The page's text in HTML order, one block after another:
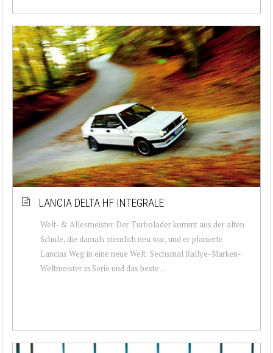
LANCIA DELTA HF INTEGRALE
Welt- & Allesmeister Der Turbolader kommt aus der alten
Schule, die damals ziemlich neu war, und er planierte
Lancias Weg in eine neue Welt: Sechsmal Rallye-Marken-
Weltmeister in Serie und das beste ...